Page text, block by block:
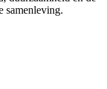
samenleving.